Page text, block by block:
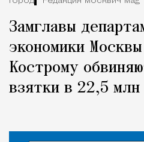
Замглавы
экономики
Кострому
взятки в 22,5 млн